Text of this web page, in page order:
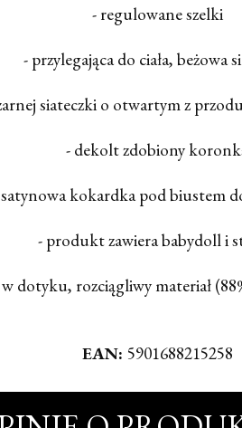
- regulowane szelki
- przylegająca do ciała, beżowa
siateczki o otwartym z
- dekolt zdobiony
kokardka pod biustem
- produkt zawiera babydoll i
dotyku, rozciągliwy materiał
EAN: 5901688215258